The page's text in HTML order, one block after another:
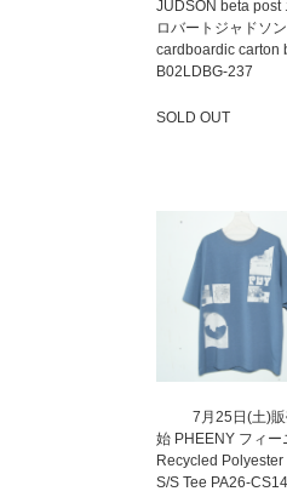
JUDSON beta post
ロバートジャドソン
cardboardic carton
B02LDBG-237
SOLD OUT
7月25日(土)
始 PHEENY フィー
Recycled Polyester
S/S Tee PA26-CS14